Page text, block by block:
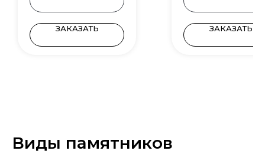
ЗАКАЗАТЬ ЗАКАЗАТЬ
Виды памятников